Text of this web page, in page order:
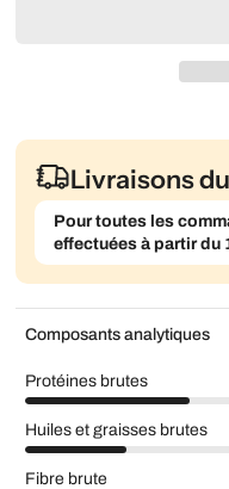
Livraisons
Pour toutes les
effectuées à partir du
Composants analytiques
Protéines brutes
Huiles et graisses brutes
Fibre brute